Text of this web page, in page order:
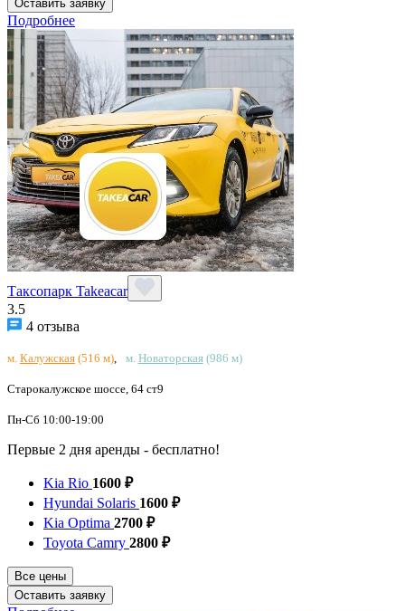
Оставить заявку
Подробнее
Таксопарк Takeacar
3.5
4 отзыва
м. Калужская (516 м) м. Новаторская(986 м)
Старокалужское шоссе, 64 ст9
Пн-Сб 10:00-19:00
Первые 2 дня аренды - бесплатно!
Kia Rio 1600 ₽
Hyundai Solaris 1600 ₽
Kia Optima 2700 ₽
Toyota Camry 2800 ₽
Все цены
Оставить заявку